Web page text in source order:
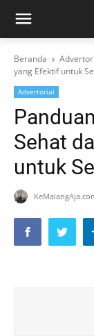
Beranda
yang Efektif untuk
Advertorial
Sehat
untuk